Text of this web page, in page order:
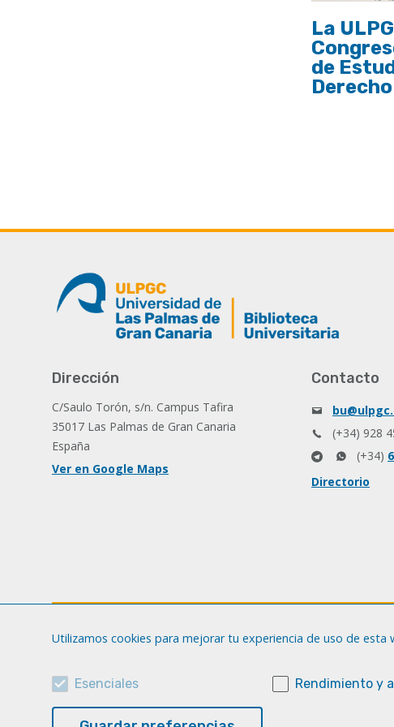
La
de
Derecho
Dirección
C/Saulo Torón, s/n. Campus Tafira
35017 Las Palmas de Gran Canaria
España
Ver en Google Maps
Contacto
(+34) 928
(+34)
Directorio
Utilizamos cookies para mejorar tu experiencia de uso de esta
Esenciales Rendimiento y